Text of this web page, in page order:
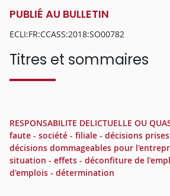
PUBLIÉ AU BULLETIN
ECLI:FR:CCASS:2018:SO00782
Titres et sommaires
RESPONSABILITE DELICTUELLE OU
faute - société - filiale - décisions
décisions dommageables pour
situation - effets - déconfiture de
d'emplois - détermination